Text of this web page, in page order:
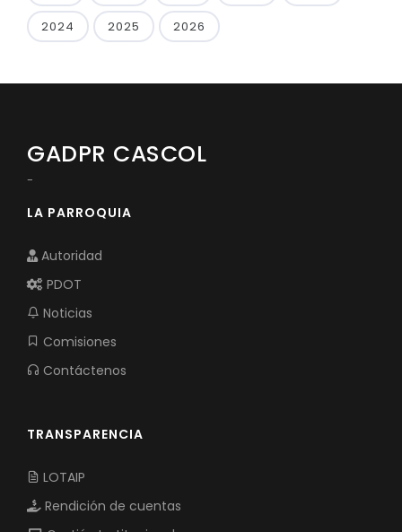
2024 2025 2026
GADPR CASCOL
-
LA PARROQUIA
Autoridad
PDOT
Noticias
Comisiones
Contáctenos
TRANSPARENCIA
LOTAIP
Rendición de cuentas